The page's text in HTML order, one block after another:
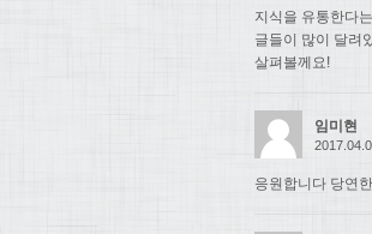
지식을 유통한다
글들이 많이 달려
살펴볼께요!
임미현
응원합니다 당연